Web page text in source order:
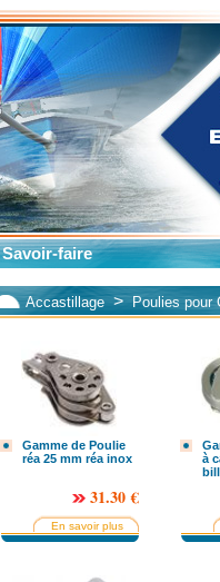
Savoir-faire
Accastillage>Poulies pour
Gamme de Poulie
réa 25 mm réa inox
31.30 €
En savoir plus
à